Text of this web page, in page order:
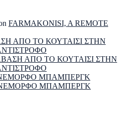
FARMAKONISI, A REMOTE
ΑΠΟ ΤΟ ΚΟΥΤΑΙΣΙ ΣΤΗΝ
ΑΠΟ ΤΟ ΚΟΥΤΑΙΣΙ ΣΤΗΝ
ΜΠΑΜΠΕΡΓΚ
ΜΠΑΜΠΕΡΓΚ